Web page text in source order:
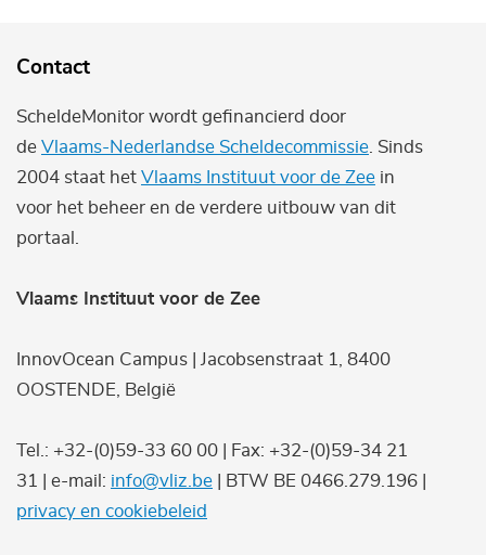
Contact
ScheldeMonitor wordt gefinancierd door
de Vlaams-Nederlandse Scheldecommissie . Sinds
2004 staat het Vlaams Instituut voor de Zee in
voor het beheer en de verdere uitbouw van dit
portaal.
Vlaams Instituut voor de Zee
InnovOcean Campus | Jacobsenstraat 1, 8400
OOSTENDE, België
Tel.: +32-(0)59-33 60 00 | Fax: +32-(0)59-34 21
31 | e-mail: info@vliz.be | BTW BE 0466.279.196 |
privacy en cookiebeleid